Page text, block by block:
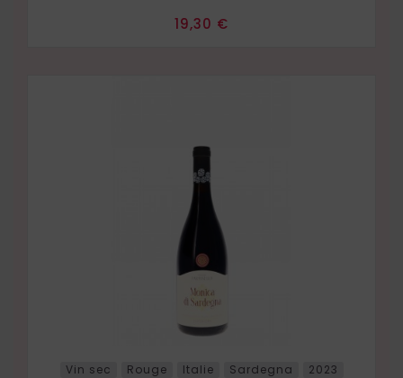
Prix
19,30 €
Vin sec Rouge Italie Sardegna 2023